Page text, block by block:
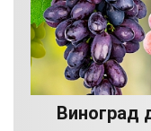
Виноград